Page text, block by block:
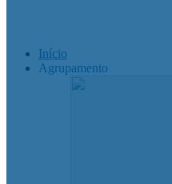
Início
Agrupamento